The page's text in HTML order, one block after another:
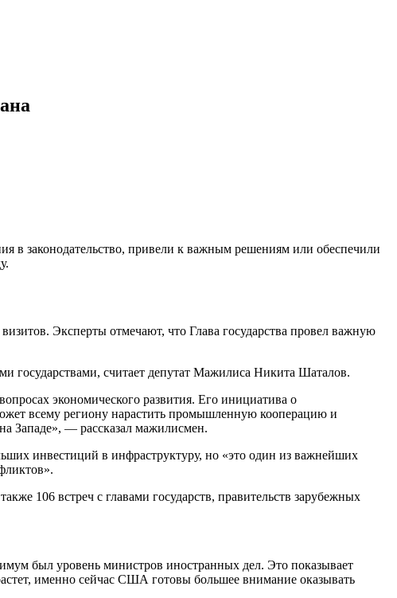
в законодательство, привели к важным решениям или обеспечили
Эксперты отмечают, что Глава государства провел важную
считает депутат Мажилиса Никита Шаталов.
экономического развития. Его инициатива о
всему региону нарастить промышленную кооперацию и
Западе», — рассказал мажилисмен.
инвестиций в инфраструктуру, но «это один из важнейших
106 встреч с главами государств, правительств зарубежных
был уровень министров иностранных дел. Это показывает
именно сейчас США готовы большее внимание оказывать